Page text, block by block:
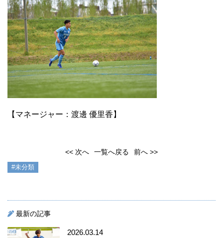
【マネージャー：渡邊 優里香】
<< 次へ 一覧へ戻る 前へ >>
#未分類
最新の記事
2026.03.14